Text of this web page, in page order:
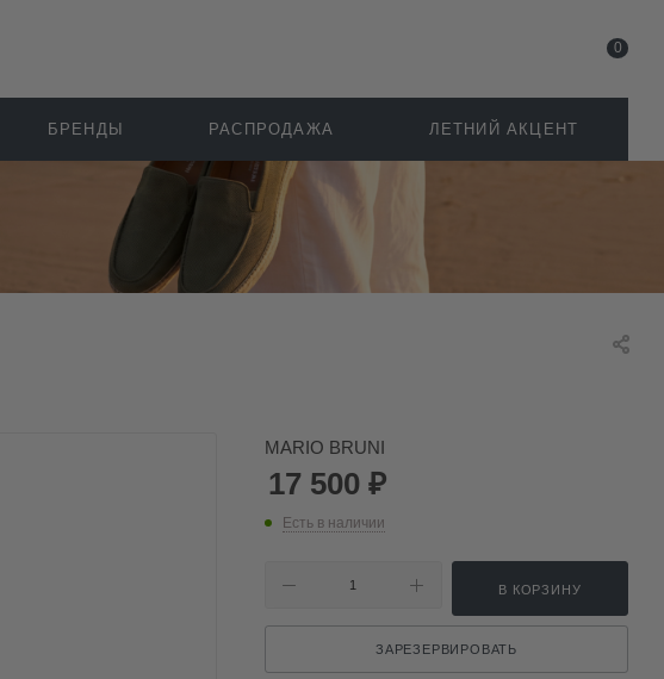
0
БРЕНДЫ РАСПРОДАЖА ЛЕТНИЙ АКЦЕНТ
MARIO BRUNI
17 500 ₽
Есть в наличии
В КОРЗИНУ
ЗАРЕЗЕРВИРОВАТЬ